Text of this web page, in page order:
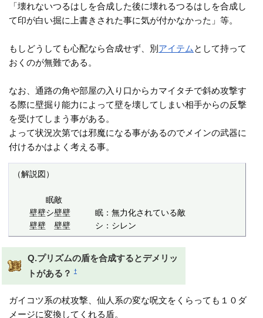
「壊れないつるはしを合成した後に壊れるつるはしを合成し
て印が白い掘に上書きされた事に気が付かなかった」等。
もしどうしても心配なら合成せず、別 アイテム として持って
おくのが無難である。
なお、通路の角や部屋の入り口からカマイタチで斜め攻撃す
る際に壁掘り能力によって壁を壊してしまい相手からの反撃
を受けてしまう事がある。
よって状況次第では邪魔になる事があるのでメインの武器に
付けるかはよく考える事。
（解説図）
眠敵
壁壁シ壁壁　　　眠：無力化されている敵
壁壁　壁壁　　　シ：シレン
Q.プリズムの盾を合成するとデメリッ
トがある？
†
ガイコツ系の杖攻撃、仙人系の変な呪文をくらっても１０ダ
メージに変換してくれる盾。